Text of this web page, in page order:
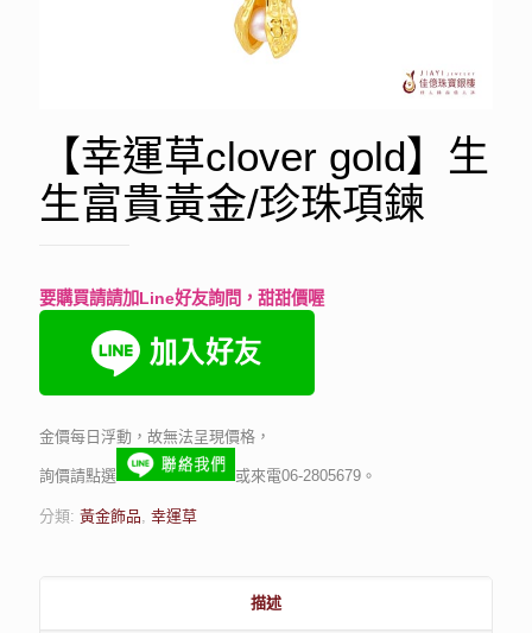
【幸運草clover gold】生
生富貴黃金/珍珠項鍊
要購買請請加Line好友詢問，甜甜價喔
金價每日浮動，故無法呈現價格，
詢價請點選 或來電06-2805679。
分類: 黃金飾品 幸運草
描述